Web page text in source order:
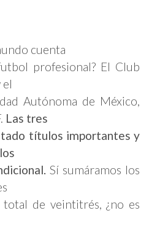
cuenta
profesional? El Club
Autónoma de México,
Las tres
títulos importantes y
Sí sumáramos los
de veintitrés, ¿no es